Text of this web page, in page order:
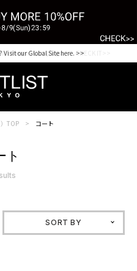
our Global Site here. >>
Present Campaign CHECK IT>>
TOP コート
ト
SORT BY